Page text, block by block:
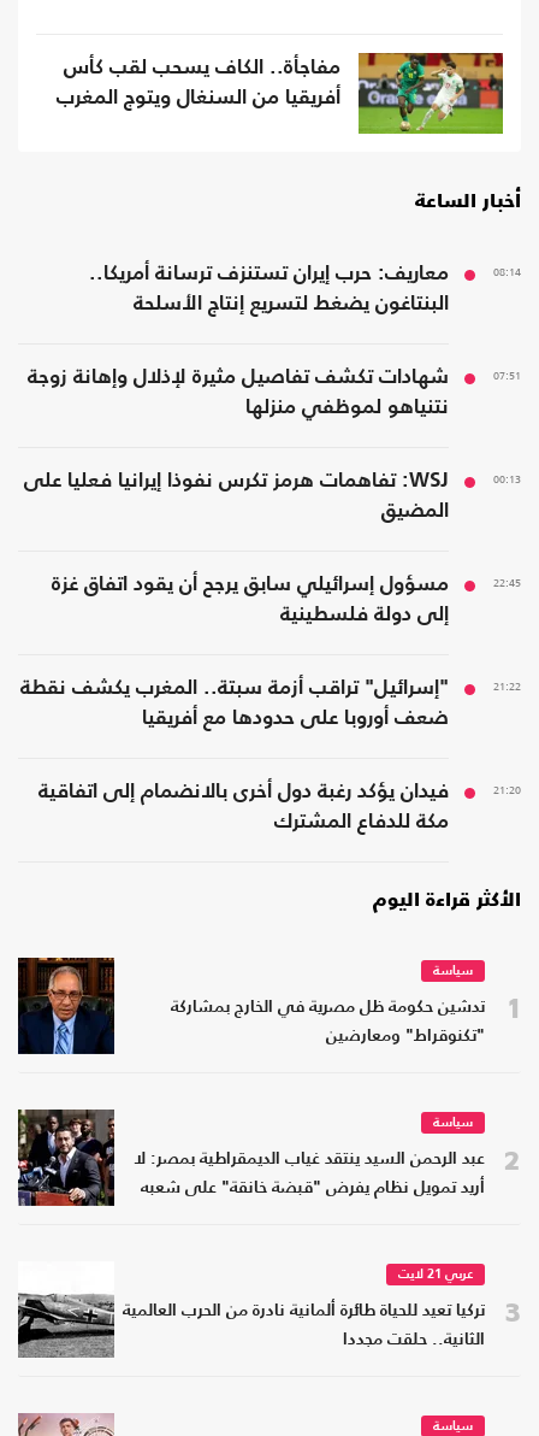
مفاجأة.. الكاف يسحب لقب كأس
أفريقيا من السنغال ويتوج المغرب
أخبار الساعة
08:14
معاريف: حرب إيران تستنزف ترسانة أمريكا..
البنتاغون يضغط لتسريع إنتاج الأسلحة
07:51
شهادات تكشف تفاصيل مثيرة لإذلال وإهانة زوجة
نتنياهو لموظفي منزلها
00:13
WSJ: تفاهمات هرمز تكرس نفوذا إيرانيا فعليا على
المضيق
22:45
مسؤول إسرائيلي سابق يرجح أن يقود اتفاق غزة
إلى دولة فلسطينية
21:22
"إسرائيل" تراقب أزمة سبتة.. المغرب يكشف نقطة
ضعف أوروبا على حدودها مع أفريقيا
21:20
فيدان يؤكد رغبة دول أخرى بالانضمام إلى اتفاقية
مكة للدفاع المشترك
الأكثر قراءة اليوم
1
سياسة
تدشين حكومة ظل مصرية في الخارج بمشاركة
"تكنوقراط" ومعارضين
2
سياسة
عبد الرحمن السيد ينتقد غياب الديمقراطية بمصر: لا
أريد تمويل نظام يفرض "قبضة خانقة" على شعبه
3
عربي 21 لايت
تركيا تعيد للحياة طائرة ألمانية نادرة من الحرب العالمية
الثانية.. حلقت مجددا
سياسة